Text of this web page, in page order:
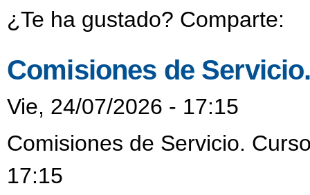
¿Te ha gustado? Comparte:
Comisiones de
Vie, 24/07/2026 - 17:15
Comisiones de Servicio.
17:15